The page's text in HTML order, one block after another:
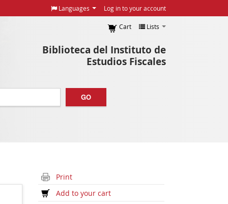
Languages Log in to your account
Biblioteca del Instituto de
Estudios Fiscales
Cart Lists
GO
Print
Add to your cart